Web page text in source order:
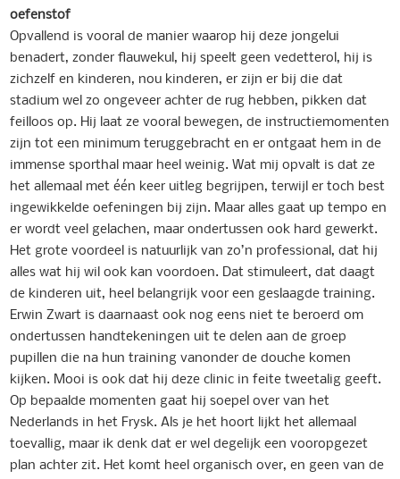
oefenstof
Opvallend is vooral de manier waarop hij deze jongelui
benadert, zonder flauwekul, hij speelt geen vedetterol, hij is
zichzelf en kinderen, nou kinderen, er zijn er bij die dat
stadium wel zo ongeveer achter de rug hebben, pikken dat
feilloos op. Hij laat ze vooral bewegen, de instructiemomenten
zijn tot een minimum teruggebracht en er ontgaat hem in de
immense sporthal maar heel weinig. Wat mij opvalt is dat ze
het allemaal met één keer uitleg begrijpen, terwijl er toch best
ingewikkelde oefeningen bij zijn. Maar alles gaat up tempo en
er wordt veel gelachen, maar ondertussen ook hard gewerkt.
Het grote voordeel is natuurlijk van zo’n professional, dat hij
alles wat hij wil ook kan voordoen. Dat stimuleert, dat daagt
de kinderen uit, heel belangrijk voor een geslaagde training.
Erwin Zwart is daarnaast ook nog eens niet te beroerd om
ondertussen handtekeningen uit te delen aan de groep
pupillen die na hun training vanonder de douche komen
kijken. Mooi is ook dat hij deze clinic in feite tweetalig geeft.
Op bepaalde momenten gaat hij soepel over van het
Nederlands in het Frysk. Als je het hoort lijkt het allemaal
toevallig, maar ik denk dat er wel degelijk een vooropgezet
plan achter zit. Het komt heel organisch over, en geen van de